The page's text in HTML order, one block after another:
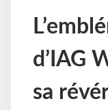
d’IAG
sa